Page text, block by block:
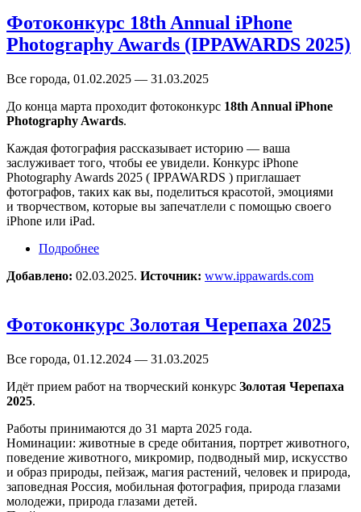
Фотоконкурс 18th Annual iPhone
Photography Awards (IPPAWARDS 2025)
Все города, 01.02.2025 — 31.03.2025
До конца марта проходит фотоконкурс 18th Annual iPhone
Photography Awards.
Каждая фотография рассказывает историю — ваша
заслуживает того, чтобы ее увидели. Конкурс iPhone
Photography Awards 2025 ( IPPAWARDS ) приглашает
фотографов, таких как вы, поделиться красотой, эмоциями
и творчеством, которые вы запечатлели с помощью своего
iPhone или iPad.
Подробнее
Добавлено: 02.03.2025. Источник: www.ippawards.com
Фотоконкурс Золотая Черепаха 2025
Все города, 01.12.2024 — 31.03.2025
Идёт прием работ на творческий конкурс Золотая Черепаха
2025.
Работы принимаются до 31 марта 2025 года.
Номинации: животные в среде обитания, портрет животного,
поведение животного, микромир, подводный мир, искусство
и образ природы, пейзаж, магия растений, человек и природа,
заповедная Россия, мобильная фотография, природа глазами
молодежи, природа глазами детей.